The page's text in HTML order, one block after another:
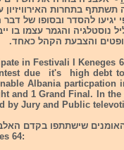
תשתתף בתחרות האירוויזיון
והצבעת הקהל כאחד.
in Festivali I Keneges
due it's high debt
Albania particpation
and 1 Grand Final. In the
by Jury and Public
שישתתפו בקדם האלבני
64: